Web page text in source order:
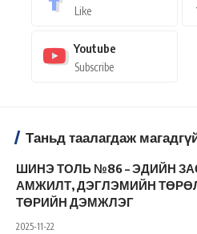
Like
Youtube
Subscribe
Таньд таалагдаж
ШИНЭ ТОЛЬ №86 – ЭДИЙН
АМЖИЛТ, ДЭГЛЭМИЙН
ТӨРИЙН ДЭМЖЛЭГ
2025-11-22